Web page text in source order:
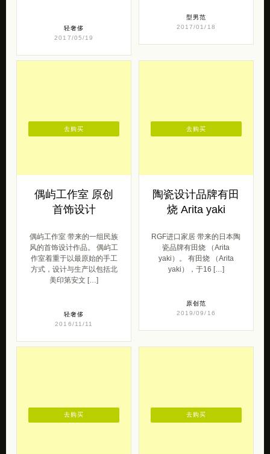
轻奢侈
2017/05/19
型男范
2017/01/18
偶屿工作室 原创
首饰设计
偶屿工作室 带来的一组民族
风的首饰设计作品。 偶屿工
作室着重于以最原始的手工
方式，设计与生产以包括北
美印第安文 […]
轻奢侈
2016/11/11
去购买
陶瓷设计品牌有田
烧 Arita yaki
RGF进口家居 带来的日本陶
瓷品牌有田烧 （Arita
yaki）。 有田烧 （Arita
yaki），于16 […]
原创范
2019/09/16
去购买
去购买 去购买